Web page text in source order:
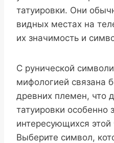
татуировки. Они
видных местах на
их значимость и
С рунической
мифологией связана
древних племен, что
татуировки
интересующихся этой
Выберите символ,